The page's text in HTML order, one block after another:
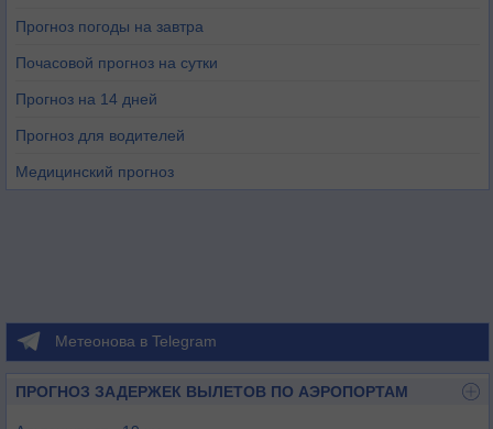
Прогноз погоды на завтра
Почасовой прогноз на сутки
Прогноз на 14 дней
Прогноз для водителей
Медицинский прогноз
Метеонова в Telegram
ПРОГНОЗ ЗАДЕРЖЕК ВЫЛЕТОВ ПО АЭРОПОРТАМ